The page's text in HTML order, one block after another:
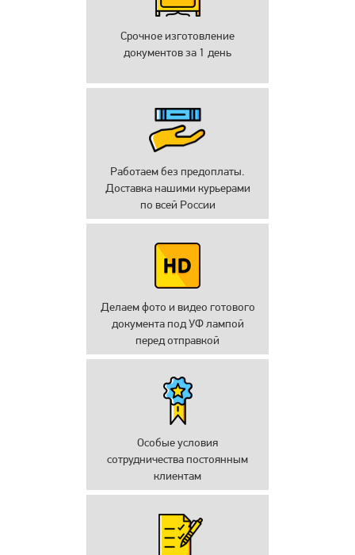
Срочное изготовление
документов за 1 день
Работаем без предоплаты.
Доставка нашими курьерами
по всей России
Делаем фото и видео готового
документа под УФ лампой
перед отправкой
Особые условия
сотрудничества постоянным
клиентам